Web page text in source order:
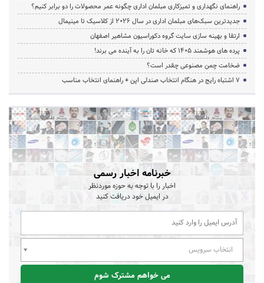
راهنمای نگهداری و تمیزکاری مبلمان اداری چگونه عمر محصولات را دو برابر کنیم؟
جدیدترین سبک‌های مبلمان اداری در سال ۲۰۲۶ از کلاسیک تا مینیمال
ارتقا و بهینه سازی سایت گروه دکوراسیون مشاهیر اصفهان
پرده‌ های هوشمند ۱۴۰۵ که خانه‌ تان را به آینده می‌ برند!
ضخامت چمن مصنوعی چقدر است؟
۷ اشتباه رایج در هنگام انتخاب صندلی اپن + راهنمای انتخاب مناسب
خبرنامه اخبار رسمی
اخبار را با توجه به حوزه موردنظر
در ایمیل خود دریافت کنید
انتخاب سرویس
می خواهم مشترک شوم